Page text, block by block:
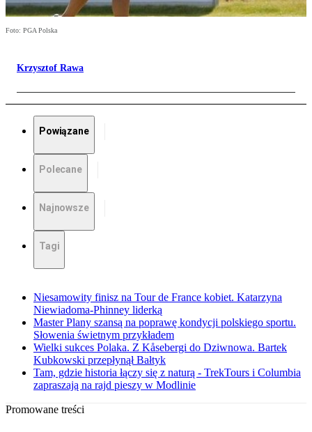
Foto: PGA Polska
Krzysztof Rawa
Powiązane
Polecane
Najnowsze
Tagi
Niesamowity finisz na Tour de France kobiet. Katarzyna
Niewiadoma-Phinney liderką
Master Plany szansą na poprawę kondycji polskiego sportu.
Słowenia świetnym przykładem
Wielki sukces Polaka. Z Kåsebergi do Dziwnowa. Bartek
Kubkowski przepłynął Bałtyk
Tam, gdzie historia łączy się z naturą - TrekTours i Columbia
zapraszają na rajd pieszy w Modlinie
Promowane treści